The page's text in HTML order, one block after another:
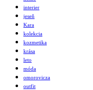
interier
jeseň
Kara
kolekcia
kozmetika
krása
leto
móda
omorovicza
outfit